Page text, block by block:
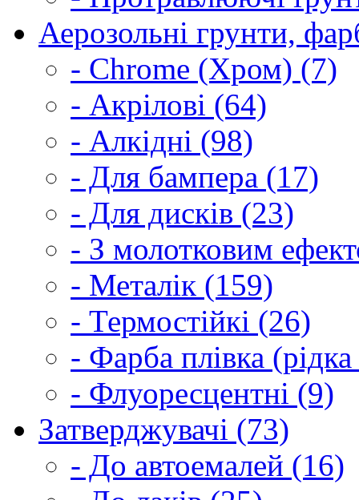
Аерозольні грунти,
- Chrome (Хром) (7)
- Акрілові (64)
- Алкідні (98)
- Для бампера (17)
- Для дисків (23)
- З молотковим
- Металік (159)
- Термостійкі (26)
- Фарба плівка
- Флуоресцентні (9)
Затверджувачі (73)
- До автоемалей (16)